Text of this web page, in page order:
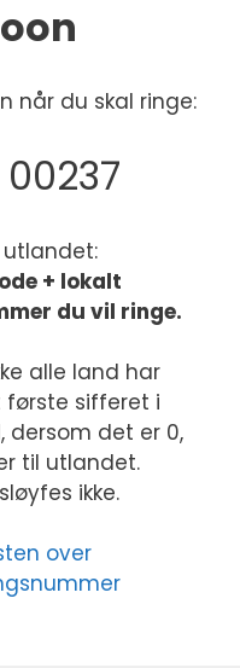
når du skal ringe:
utlandet:
+ lokalt
du vil ringe.
alle land har
første sifferet i
dersom det er 0,
til utlandet.
ikke.
over